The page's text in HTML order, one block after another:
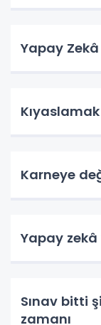
Yapay Zekâ
Kıyaslamak
Karneye
Yapay
Sınav bitti
zamanı